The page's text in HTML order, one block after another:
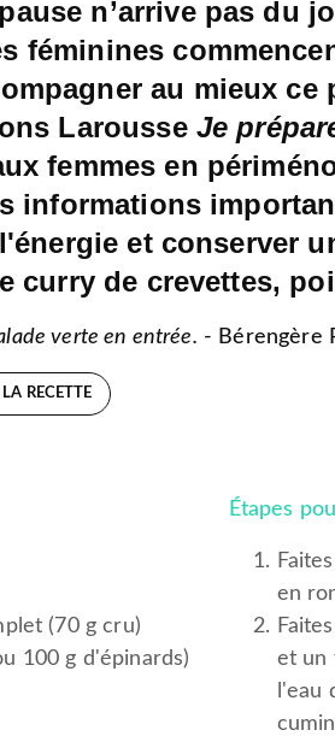
n’arrive pas du
féminines
au mieux
Larousse Je
femmes en
informations
et conserver
curry de crevettes,
verte en entrée. - Bérengère
RECETTE
(70 g cru)
100 g d'épinards)
Étapes
en
et un
l'eau